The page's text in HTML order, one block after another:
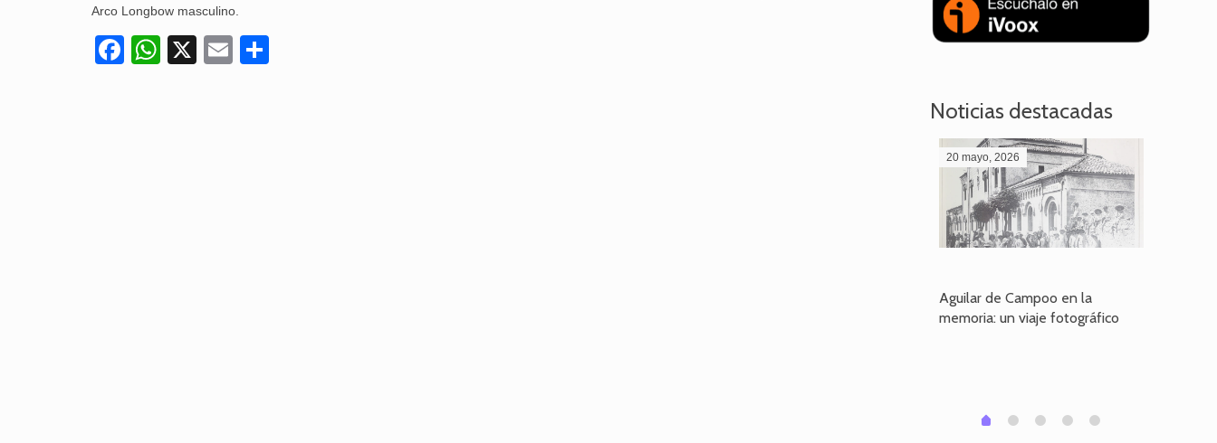
Arco Longbow masculino.
Facebook
WhatsApp
X Email
Noticias destacadas
20 mayo, 2026
Aguilar de Campoo en la
memoria: un viaje fotográfico
0 1 2 3 4